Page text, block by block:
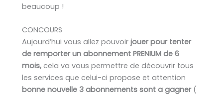
beaucoup !
CONCOURS
Aujourd’hui vous allez pouvoir jouer pour tenter
de remporter un abonnement PRENIUM de 6
mois, cela va vous permettre de découvrir tous
les services que celui-ci propose et attention
bonne nouvelle 3 abonnements sont a gagner (